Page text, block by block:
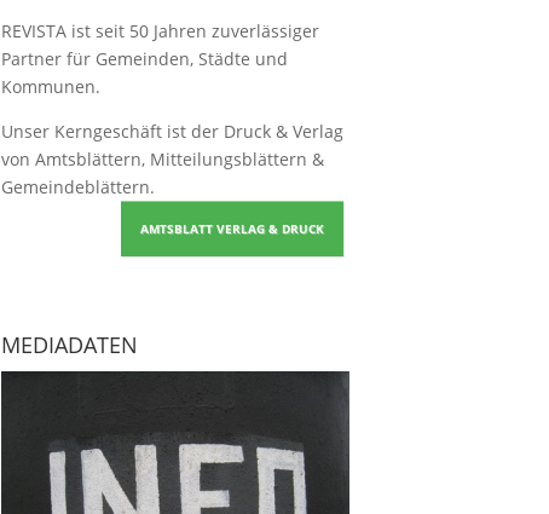
REVISTA ist seit 50 Jahren zuverlässiger
Partner für Gemeinden, Städte und
Kommunen.
Unser Kerngeschäft ist der Druck & Verlag
von Amtsblättern, Mitteilungsblättern &
Gemeindeblättern.
AMTSBLATT VERLAG & DRUCK
MEDIADATEN